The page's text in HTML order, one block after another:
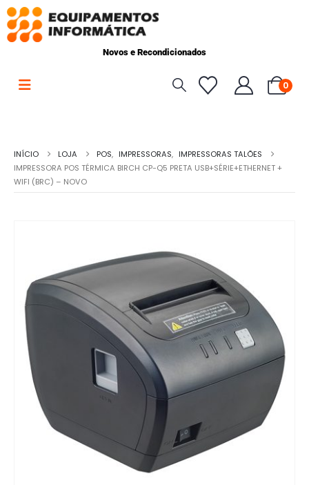
Novos e Recondicionados
0
INÍCIO LOJA POS, IMPRESSORAS, IMPRESSORAS TALÕES
IMPRESSORA POS TÉRMICA BIRCH CP-Q5 PRETA USB+SÉRIE+ETHERNET +
WIFI (BRC) – NOVO